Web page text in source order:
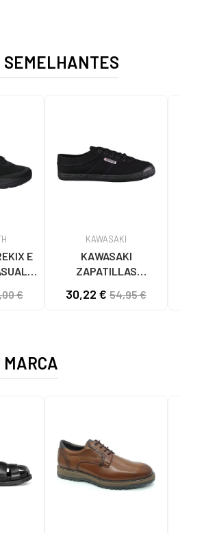
SEMELHANTES
E
€
KAWASAKI
KAWASAKI
ZAPATILLAS
CANVAS K192495
30,22 € 54,95 €
MARCA